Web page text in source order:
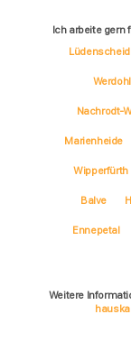
Ich arbeite gern
Lüdenscheid
Werdohl
Nachrodt-
Marienheide
Wipperfürth
Balve
Ennepetal
Weitere